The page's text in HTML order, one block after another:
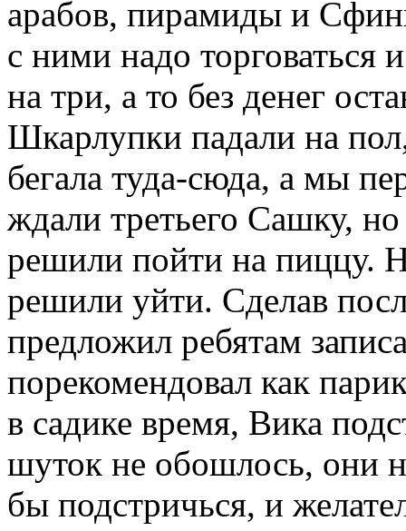
арабов, пирамиды и
с ними надо торговаться
на три, а то без денег
Шкарлупки падали на
бегала туда-сюда, а мы
ждали третьего Сашку,
решили пойти на пиццу.
решили уйти. Сделав
предложил ребятам
порекомендовал как
в садике время, Вика
шуток не обошлось, они
бы подстричься, и